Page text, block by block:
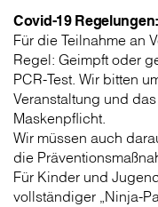
Covid-19 Regelungen:
Für die Teilnahme an
Regel: Geimpft oder
PCR-Test. Wir bitten
Veranstaltung und
Maskenpflicht.
Wir müssen auch
die
Für Kinder und
vollständiger „Ninja-